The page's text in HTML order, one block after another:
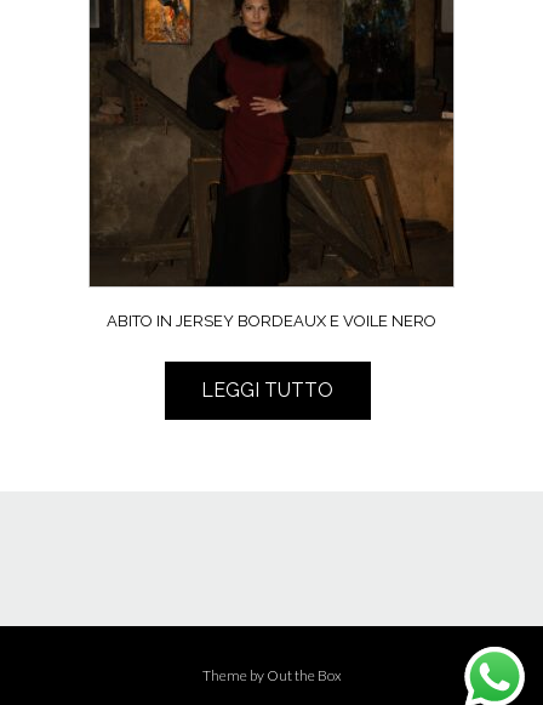
ABITO IN JERSEY BORDEAUX E VOILE NERO
LEGGI TUTTO
Theme by Out the Box